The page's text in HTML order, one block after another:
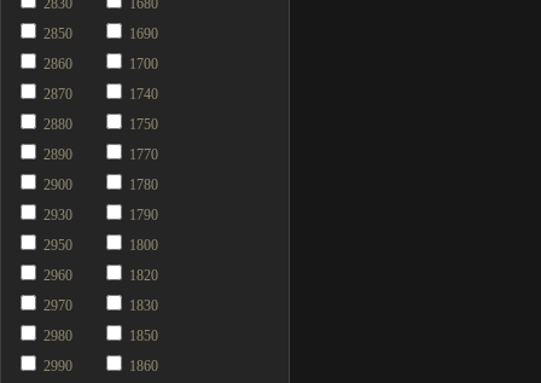
2830
2850
2860
2870
2880
2890
2900
2930
2950
2960
2970
2980
2990
1680
1690
1700
1740
1750
1770
1780
1790
1800
1820
1830
1850
1860